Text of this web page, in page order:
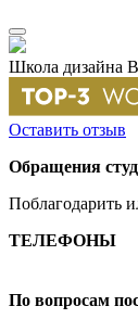
Школа дизайна
Оставить отзыв
Обращения
Поблагодарить
ТЕЛЕФОНЫ
По вопросам